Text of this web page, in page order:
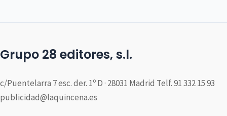
Grupo 28 editores, s.l.
c/Puentelarra 7 esc. der. 1º D · 28031 Madrid Telf. 91 332 15 93
publicidad@laquincena.es